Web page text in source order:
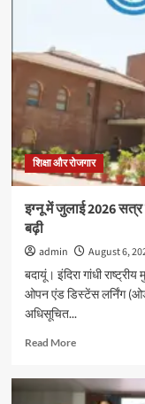
सप्ताह’
के
अवसर
हुआ,बच्चो
ने
उत्साह
शिक्षा और रोजगार
इग्नू में जुलाई 2026
बढ़ी
admin
August 6,
बदायूं। इंदिरा गांधी
ओपन एंड डिस्टेंस लर्निंग
अधिसूचित...
Read MoreRead
इग्नू